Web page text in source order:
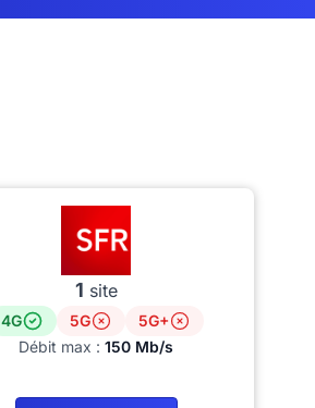
1 site
4G 5G
5G+
Débit max : 150 Mb/s